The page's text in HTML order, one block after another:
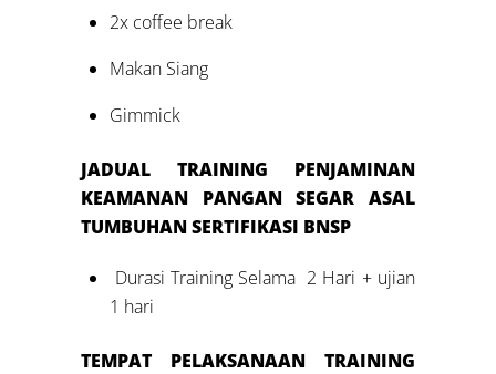
2x coffee break
Makan Siang
Gimmick
JADUAL TRAINING PENJAMINAN
KEAMANAN PANGAN SEGAR ASAL
TUMBUHAN SERTIFIKASI BNSP
Durasi Training Selama 2 Hari + ujian
1 hari
TEMPAT PELAKSANAAN TRAINING